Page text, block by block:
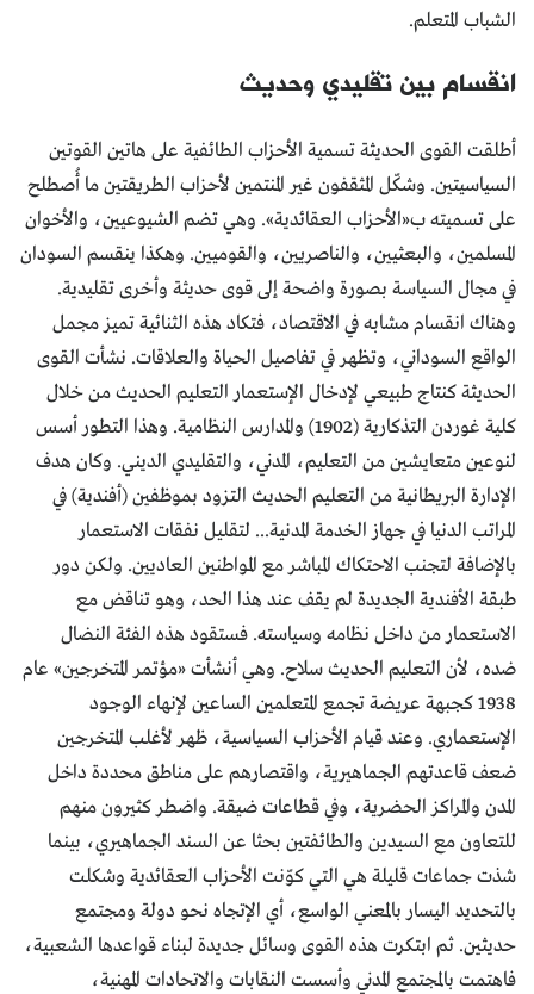
الشباب المتعلم.
انقسام بين تقليدي وحديث
أطلقت القوى الحديثة تسمية الأحزاب الطائفية على هاتين القوتين
السياسيتين. وشكّل المثقفون غير المنتمين لأحزاب الطريقتين ما أُصطلح
على تسميته ب«الأحزاب العقائدية». وهي تضم الشيوعيين، والأخوان
المسلمين، والبعثيين، والناصريين، والقوميين. وهكذا ينقسم السودان
في مجال السياسة بصورة واضحة إلى قوى حديثة وأخرى تقليدية.
وهناك انقسام مشابه في الاقتصاد، فتكاد هذه الثنائية تميز مجمل
الواقع السوداني، وتظهر في تفاصيل الحياة والعلاقات. نشأت القوى
الحديثة كنتاج طبيعي لإدخال الإستعمار التعليم الحديث من خلال
كلية غوردن التذكارية (1902) والمدارس النظامية. وهذا التطور أسس
لنوعين متعايشين من التعليم، المدني، والتقليدي الديني. وكان هدف
الإدارة البريطانية من التعليم الحديث التزود بموظفين (أفندية) في
المراتب الدنيا في جهاز الخدمة المدنية... لتقليل نفقات الاستعمار
بالإضافة لتجنب الاحتكاك المباشر مع المواطنين العاديين. ولكن دور
طبقة الأفندية الجديدة لم يقف عند هذا الحد، وهو تناقض مع
الاستعمار من داخل نظامه وسياسته. فستقود هذه الفئة النضال
ضده، لأن التعليم الحديث سلاح. وهي أنشأت «مؤتمر المتخرجين» عام
1938 كجبهة عريضة تجمع المتعلمين الساعين لإنهاء الوجود
الإستعماري. وعند قيام الأحزاب السياسية، ظهر لأغلب المتخرجين
ضعف قاعدتهم الجماهيرية، واقتصارهم على مناطق محددة داخل
المدن والمراكز الحضرية، وفي قطاعات ضيقة. واضطر كثيرون منهم
للتعاون مع السيدين والطائفتين بحثا عن السند الجماهيري، بينما
شذت جماعات قليلة هي التي كوّنت الأحزاب العقائدية وشكلت
بالتحديد اليسار بالمعني الواسع، أي الإتجاه نحو دولة ومجتمع
حديثين. ثم ابتكرت هذه القوى وسائل جديدة لبناء قواعدها الشعبية،
فاهتمت بالمجتمع المدني وأسست النقابات والاتحادات المهنية،